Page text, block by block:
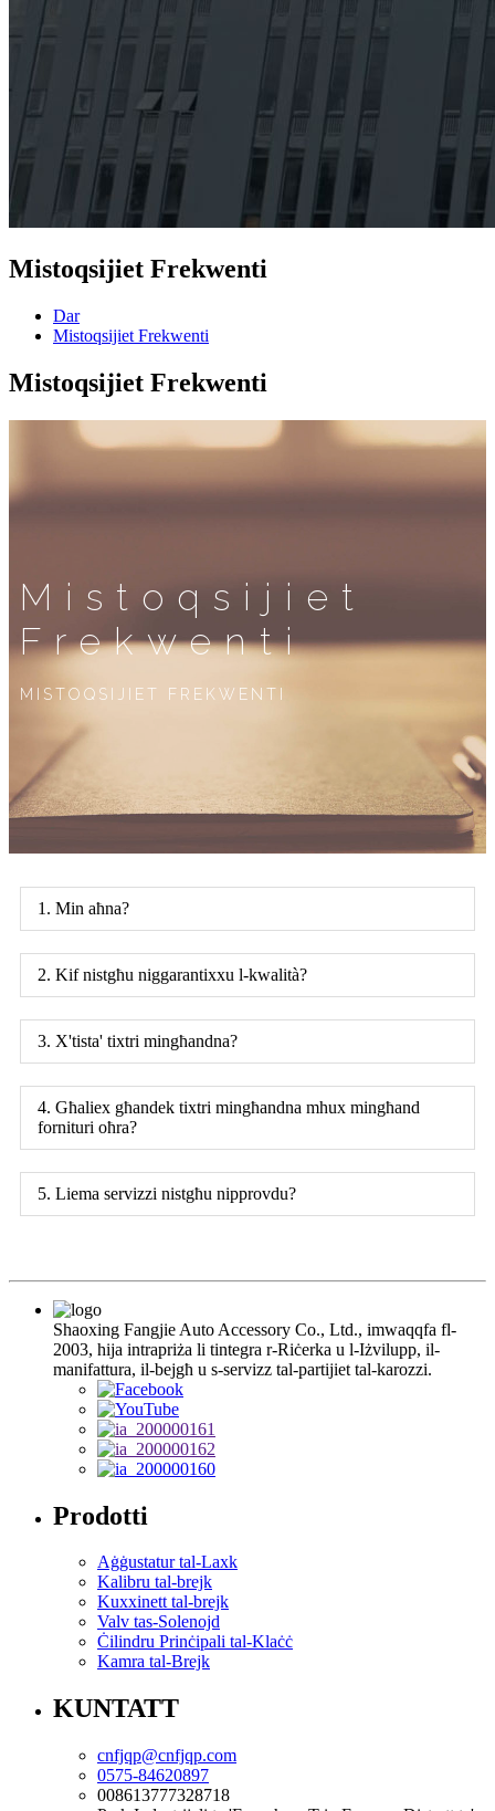
Mistoqsijiet Frekwenti
Dar
Mistoqsijiet Frekwenti
Mistoqsijiet Frekwenti
Mistoqsijiet
Frekwenti
MISTOQSIJIET FREKWENTI
1. Min aħna?
2. Kif nistgħu niggarantixxu l-kwalità?
3. X'tista' tixtri mingħandna?
4. Għaliex għandek tixtri mingħandna mhux mingħand
fornituri oħra?
5. Liema servizzi nistgħu nipprovdu?
Shaoxing Fangjie Auto Accessory Co., Ltd., imwaqqfa fl-
2003, hija intrapriża li tintegra r-Riċerka u l-Iżvilupp, il-
manifattura, il-bejgħ u s-servizz tal-partijiet tal-karozzi.
Prodotti
Aġġustatur tal-Laxk
Kalibru tal-brejk
Kuxxinett tal-brejk
Valv tas-Solenojd
Ċilindru Prinċipali tal-Klaċċ
Kamra tal-Brejk
KUNTATT
cnfjqp@cnfjqp.com
0575-84620897
008613777328718